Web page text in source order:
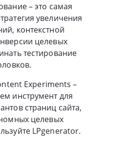
– это самая
увеличения
контекстной
целевых
тестирование
Experiments –
инструмент для
страниц сайта,
целевых
LPgenerator.